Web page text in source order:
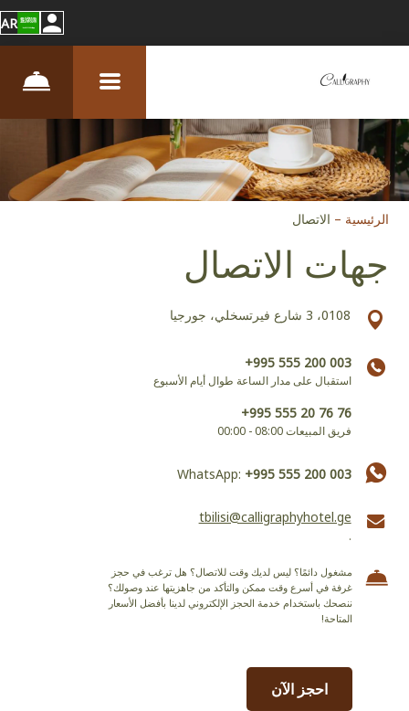
AR
الرئيسية – الاتصال
جهات الاتصال
0108، 3 شارع فيرتسخلي، جورجيا
+995 555 200 003
استقبال على مدار الساعة طوال أيام الأسبوع
+995 555 20 76 76
فريق المبيعات 08:00 - 00:00
WhatsApp: +995 555 200 003
tbilisi@calligraphyhotel.ge
.
مشغول دائمًا؟ ليس لديك وقت للاتصال؟ هل ترغب في حجز
غرفة في أسرع وقت ممكن والتأكد من جاهزيتها عند وصولك؟
ننصحك باستخدام خدمة الحجز الإلكتروني لدينا بأفضل الأسعار
المتاحة!
احجز الآن